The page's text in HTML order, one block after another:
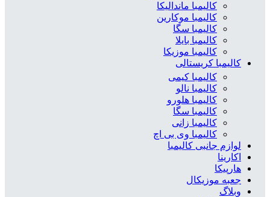
کالیمبا ماندالیکا
کالیمبا موکارین
کالیمبا سگا
کالیمبا بایلا
کالیمبا موزیکا
کالیمبا کریستالی
کالیمبا کیمی
کالیمبا نالو
کالیمبا هلورو
کالیمبا سگا
کالیمبا زانی
کالیمبا وی بی اچ
لوازم جانبی کالیمبا
اکارینا
هارپیکا
جعبه موزیکال
وبلاگ